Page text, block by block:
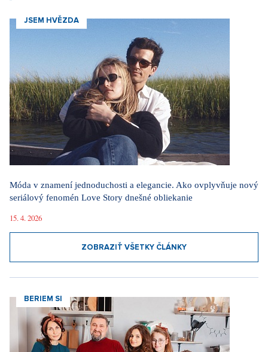
JSEM HVĚZDA
Móda v znamení jednoduchosti a elegancie. Ako ovplyvňuje nový
seriálový fenomén Love Story dnešné obliekanie
15. 4. 2026
ZOBRAZIŤ VŠETKY ČLÁNKY
BERIEM SI